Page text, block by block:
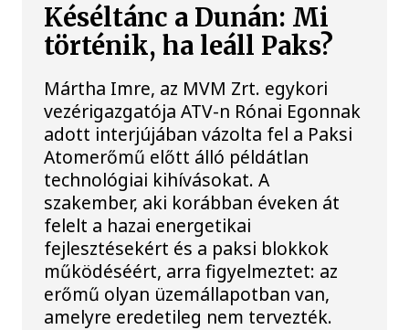
Késéltánc a Dunán: Mi
történik, ha leáll Paks?
Mártha Imre, az MVM Zrt. egykori
vezérigazgatója ATV-n Rónai Egonnak
adott interjújában vázolta fel a Paksi
Atomerőmű előtt álló példátlan
technológiai kihívásokat. A
szakember, aki korábban éveken át
felelt a hazai energetikai
fejlesztésekért és a paksi blokkok
működéséért, arra figyelmeztet: az
erőmű olyan üzemállapotban van,
amelyre eredetileg nem tervezték.